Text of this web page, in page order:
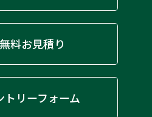
無料お見積り
トリーフォーム